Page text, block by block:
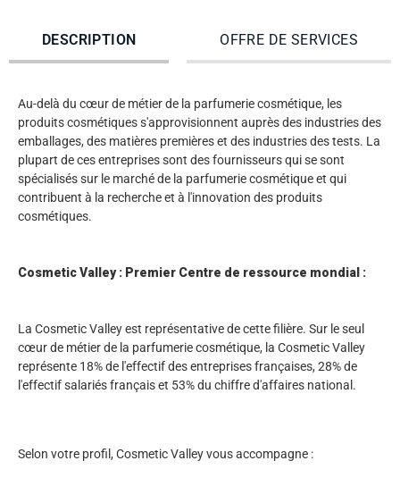
DESCRIPTION OFFRE DE SERVICES
Au-delà du cœur de métier de la parfumerie cosmétique, les
produits cosmétiques s'approvisionnent auprès des industries des
emballages, des matières premières et des industries des tests. La
plupart de ces entreprises sont des fournisseurs qui se sont
spécialisés sur le marché de la parfumerie cosmétique et qui
contribuent à la recherche et à l'innovation des produits
cosmétiques.
Cosmetic Valley : Premier Centre de ressource mondial :
La Cosmetic Valley est représentative de cette filière. Sur le seul
cœur de métier de la parfumerie cosmétique, la Cosmetic Valley
représente 18% de l'effectif des entreprises françaises, 28% de
l'effectif salariés français et 53% du chiffre d'affaires national.
Selon votre profil, Cosmetic Valley vous accompagne :